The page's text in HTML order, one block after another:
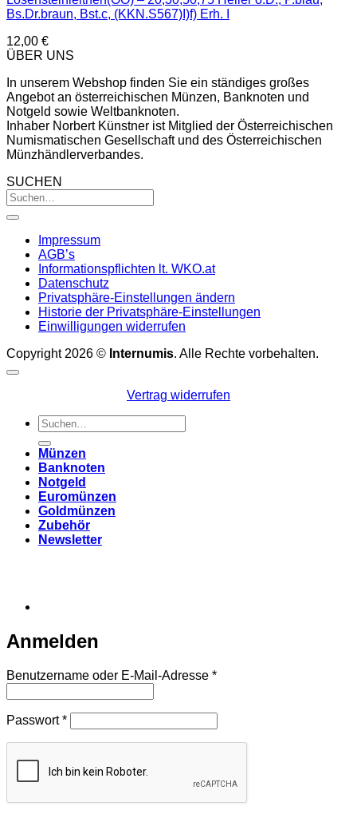
Bs.Dr.braun, Bst.c, (KKN.S567)I)f) Erh. I
12,00 €
ÜBER UNS
In unserem Webshop finden Sie ein ständiges großes
Angebot an österreichischen Münzen, Banknoten und
Notgeld sowie Weltbanknoten.
Inhaber Norbert Künstner ist Mitglied der Österreichischen
Numismatischen Gesellschaft und des Österreichischen
Münzhändlerverbandes.
SUCHEN
Impressum
AGB’s
Informationspflichten lt. WKO.at
Datenschutz
Privatsphäre-Einstellungen ändern
Historie der Privatsphäre-Einstellungen
Einwilligungen widerrufen
Copyright 2026 © Internumis. Alle Rechte vorbehalten.
Vertrag widerrufen
Suchen
nach:
Münzen
Banknoten
Notgeld
Euromünzen
Goldmünzen
Zubehör
Newsletter
Anmelden
Benutzername oder E-Mail-Adresse *Erforderlich
Passwort*Erforderlich